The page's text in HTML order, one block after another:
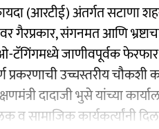
(आरटीई) अंतर्गत सटाणा
गैरप्रकार, संगनमत आणि
टॅगिंगमध्ये जाणीवपूर्वक फेरफार
प्रकरणाची उच्चस्तरीय
दादाजी भुसे यांच्या
व सामाजिक कार्यकर्त्यांनी